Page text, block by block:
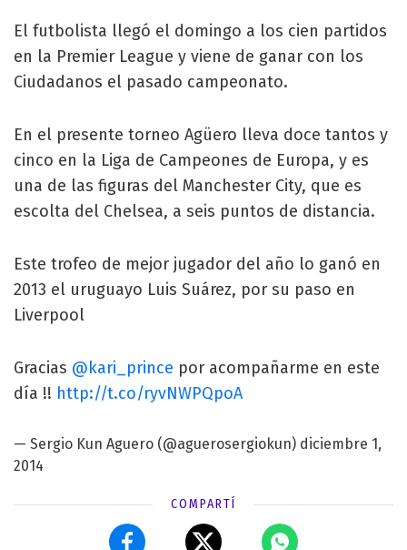
El futbolista llegó el domingo a los cien partidos
en la Premier League y viene de ganar con los
Ciudadanos el pasado campeonato.
En el presente torneo Agüero lleva doce tantos y
cinco en la Liga de Campeones de Europa, y es
una de las figuras del Manchester City, que es
escolta del Chelsea, a seis puntos de distancia.
Este trofeo de mejor jugador del año lo ganó en
2013 el uruguayo Luis Suárez, por su paso en
Liverpool
Gracias @kari_prince por acompañarme en este
día !! http://t.co/ryvNWPQpoA
— Sergio Kun Aguero (@aguerosergiokun) diciembre 1,
2014
COMPARTÍ